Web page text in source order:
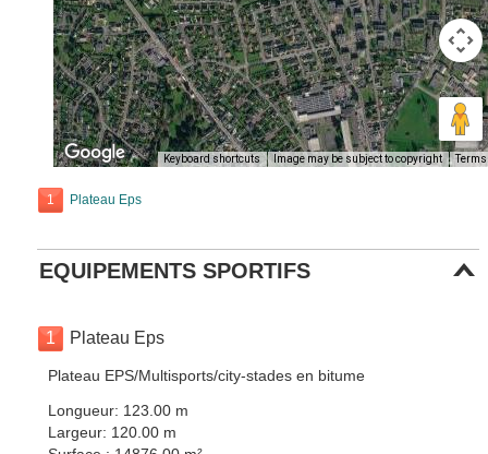
Keyboard shortcuts Image may be subject to copyright Terms
1 Plateau Eps
EQUIPEMENTS SPORTIFS
1 Plateau Eps
Plateau EPS/Multisports/city-stades en bitume
Longueur: 123.00 m
Largeur: 120.00 m